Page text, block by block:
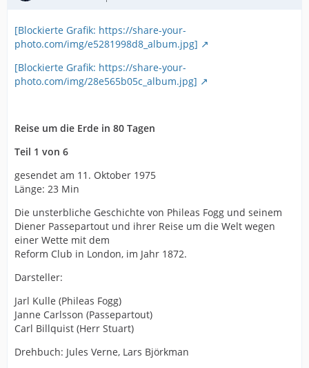
[Blockierte Grafik: https://share-your-
photo.com/img/e5281998d8_album.jpg]
[Blockierte Grafik: https://share-your-
photo.com/img/28e565b05c_album.jpg]
Reise um die Erde in 80 Tagen
Teil 1 von 6
gesendet am 11. Oktober 1975
Länge: 23 Min
Die unsterbliche Geschichte von Phileas Fogg und seinem
Diener Passepartout und ihrer Reise um die Welt wegen
einer Wette mit dem
Reform Club in London, im Jahr 1872.
Darsteller:
Jarl Kulle (Phileas Fogg)
Janne Carlsson (Passepartout)
Carl Billquist (Herr Stuart)
Drehbuch: Jules Verne, Lars Björkman